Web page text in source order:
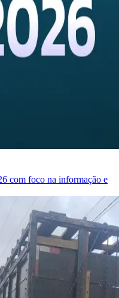
com foco na informação e